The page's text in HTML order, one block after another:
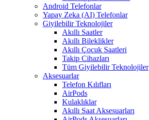
Android Telefonlar
Yapay Zeka (AI) Telefonlar
Giyilebilir Teknolojiler
Akıllı Saatler
Akıllı Bileklikler
Akıllı Çocuk Saatleri
Takip Cihazları
Tüm Giyilebilir Teknolojiler
Aksesuarlar
Telefon Kılıfları
AirPods
Kulaklıklar
Akıllı Saat Aksesuarları